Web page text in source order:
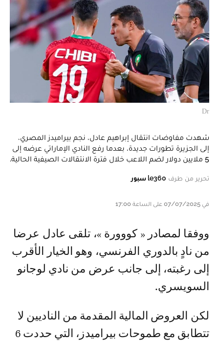
Dr
شهدت مفاوضات انتقال إبراهيم عادل، نجم بيراميدز المصري،
إلى الجزيرة تطورات جديدة، بعدما رفع النادي الإماراتي عرضه إلى
5 ملايين دولار لضم اللاعب خلال فترة الانتقالات الصيفية الحالية.
تحرير من طرف le360 سبور
في 07/07/2025 على الساعة 17:00
ووفقا لمصادر « كووورة »، تلقى عادل عرضا
من نادٍ بالدوري الفرنسي، وهو الخيار الأقرب
إلى رغبته، إلى جانب عرض من نادي لوجانو
السويسري.
لكن العروض المالية المقدمة من الناديين لا
تتطابق مع طموحات بيراميدز، التي حددت 6